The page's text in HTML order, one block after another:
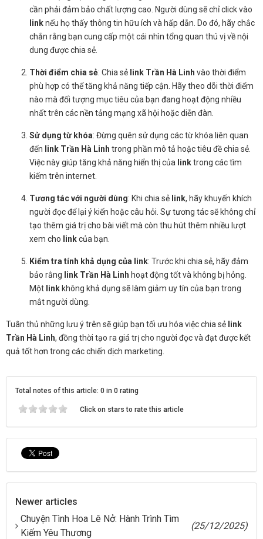
cần phải đảm bảo chất lượng cao. Người dùng sẽ chỉ click vào
linknếu họ thấy thông tin hữu ích và hấp dẫn. Do đó, hãy chắc
chắn rằng bạn cung cấp một cái nhìn tổng quan thú vị về nội
dung được chia sẻ.
Thời điểm chia sẻ: Chia sẻ link Trần Hà Linh vào thời điểm
phù hợp có thể tăng khả năng tiếp cận. Hãy theo dõi thời điểm
nào mà đối tượng mục tiêu của bạn đang hoạt động nhiều
nhất trên các nền tảng mạng xã hội hoặc diễn đàn.
Sử dụng từ khóa: Đừng quên sử dụng các từ khóa liên quan
đến link Trần Hà Linh trong phần mô tả hoặc tiêu đề chia sẻ.
Việc này giúp tăng khả năng hiển thị của linktrong các tìm
kiếm trên internet.
Tương tác với người dùng: Khi chia sẻ link, hãy khuyến khích
người đọc để lại ý kiến hoặc câu hỏi. Sự tương tác sẽ không chỉ
tạo thêm giá trị cho bài viết mà còn thu hút thêm nhiều lượt
xem cho linkcủa bạn.
Kiểm tra tính khả dụng của link: Trước khi chia sẻ, hãy đảm
bảo rằng link Trần Hà Linh hoạt động tốt và không bị hỏng.
Một link không khả dụng sẽ làm giảm uy tín của bạn trong
mắt người dùng.
Tuân thủ những lưu ý trên sẽ giúp bạn tối ưu hóa việc chia sẻ link
Trần Hà Linh, đồng thời tạo ra giá trị cho người đọc và đạt được kết
quả tốt hơn trong các chiến dịch marketing.
Total notes of this article: 0 in 0 rating
Click on stars to rate this article
Newer articles
Chuyện Tình Hoa Lê Nở: Hành Trình Tìm
Kiếm Yêu Thương
(25/12/2025)